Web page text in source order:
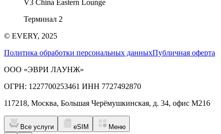
V3 China Eastern Lounge
Терминал 2
© EVERY, 2025
Политика обработки персональных данныхПубличная оферта
ООО «ЭВРИ ЛАУНЖ»
ОГРН: 1227700253461 ИНН 7727492870
117218, Москва, Большая Черёмушкинская, д. 34, офис М216
Все услуги eSIM
Меню